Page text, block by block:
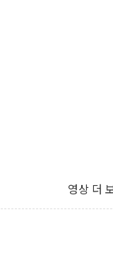
영상 더